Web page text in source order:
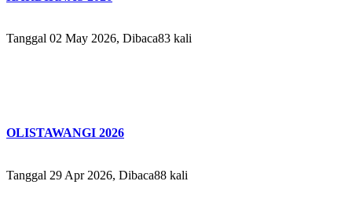
Tanggal 02 May 2026, Dibaca83 kali
OLISTAWANGI 2026
Tanggal 29 Apr 2026, Dibaca88 kali